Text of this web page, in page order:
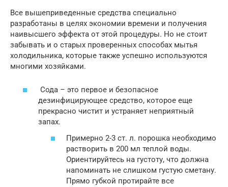
Все вышеприведенные средства специально
разработаны в целях экономии времени и получения
наивысшего эффекта от этой процедуры. Но не стоит
забывать и о старых проверенных способах мытья
холодильника, которые также успешно используются
многими хозяйками.
Сода – это первое и безопасное
дезинфицирующее средство, которое еще
прекрасно чистит и устраняет неприятный
запах.
Примерно 2-3 ст. л. порошка необходимо
растворить в 200 мл теплой воды.
Ориентируйтесь на густоту, что должна
напоминать не слишком густую сметану.
Прямо губкой протирайте все